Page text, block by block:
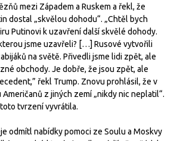
mezi Západem a Ruskem a řekl, že
dostal „skvělou dohodu“. „Chtěl bych
Putinovi k uzavření další skvělé dohody.
jsme uzavřeli? […] Rusové vytvořili
na světě. Přivedli jsme lidi zpět, ale
obchody. Je dobře, že jsou zpět, ale
řekl Trump. Znovu prohlásil, že v
z jiných zemí „nikdy nic neplatil“.
tvrzení vyvrátila.
odmítl nabídky pomoci ze Soulu a Moskvy